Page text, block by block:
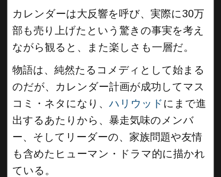
カレンダーは大反響を呼び、実際に30万
部も売り上げたという驚きの事実を考え
ながら観ると、また楽しさも一層だ。
物語は、純然たるコメディとして始まる
のだが、カレンダー計画が成功してマス
コミ・ネタになり、 ハリウッド にまで進
出するあたりから、暴走気味のメンバ
ー、そしてリーダーの、家族問題や友情
も含めたヒューマン・ドラマ的に描かれ
ている。